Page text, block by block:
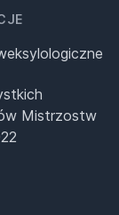
Mistrzostw